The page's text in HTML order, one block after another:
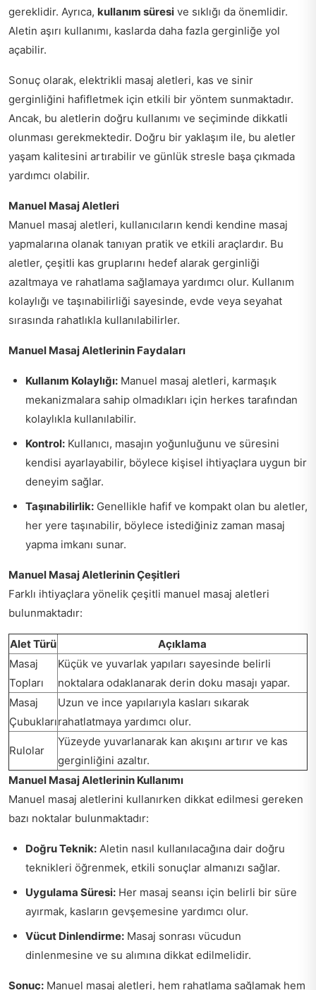
gereklidir. Ayrıca, kullanım süresi ve sıklığı da önemlidir.
Aletin aşırı kullanımı, kaslarda daha fazla gerginliğe yol
açabilir.
Sonuç olarak, elektrikli masaj aletleri, kas ve sinir
gerginliğini hafifletmek için etkili bir yöntem sunmaktadır.
Ancak, bu aletlerin doğru kullanımı ve seçiminde dikkatli
olunması gerekmektedir. Doğru bir yaklaşım ile, bu aletler
yaşam kalitesini artırabilir ve günlük stresle başa çıkmada
yardımcı olabilir.
Manuel Masaj Aletleri
Manuel masaj aletleri, kullanıcıların kendi kendine masaj
yapmalarına olanak tanıyan pratik ve etkili araçlardır. Bu
aletler, çeşitli kas gruplarını hedef alarak gerginliği
azaltmaya ve rahatlama sağlamaya yardımcı olur. Kullanım
kolaylığı ve taşınabilirliği sayesinde, evde veya seyahat
sırasında rahatlıkla kullanılabilirler.
Manuel Masaj Aletlerinin Faydaları
Kullanım Kolaylığı: Manuel masaj aletleri, karmaşık
mekanizmalara sahip olmadıkları için herkes tarafından
kolaylıkla kullanılabilir.
Kontrol: Kullanıcı, masajın yoğunluğunu ve süresini
kendisi ayarlayabilir, böylece kişisel ihtiyaçlara uygun bir
deneyim sağlar.
Taşınabilirlik: Genellikle hafif ve kompakt olan bu aletler,
her yere taşınabilir, böylece istediğiniz zaman masaj
yapma imkanı sunar.
Manuel Masaj Aletlerinin Çeşitleri
Farklı ihtiyaçlara yönelik çeşitli manuel masaj aletleri
bulunmaktadır:
Alet Türü
Açıklama
Masaj
Topları
Küçük ve yuvarlak yapıları sayesinde belirli
noktalara odaklanarak derin doku masajı yapar.
Masaj
Çubukları
Uzun ve ince yapılarıyla kasları sıkarak
rahatlatmaya yardımcı olur.
Rulolar
Yüzeyde yuvarlanarak kan akışını artırır ve kas
gerginliğini azaltır.
Manuel Masaj Aletlerinin Kullanımı
Manuel masaj aletlerini kullanırken dikkat edilmesi gereken
bazı noktalar bulunmaktadır:
Doğru Teknik: Aletin nasıl kullanılacağına dair doğru
teknikleri öğrenmek, etkili sonuçlar almanızı sağlar.
Uygulama Süresi: Her masaj seansı için belirli bir süre
ayırmak, kasların gevşemesine yardımcı olur.
Vücut Dinlendirme: Masaj sonrası vücudun
dinlenmesine ve su alımına dikkat edilmelidir.
Sonuç: Manuel masaj aletleri, hem rahatlama sağlamak hem